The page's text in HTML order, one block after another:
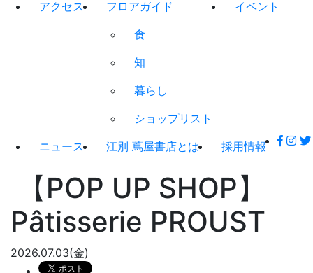
アクセス
フロアガイド
食
知
暮らし
ショップリスト
イベント
ニュース 江別 蔦屋書店とは 採用情報
【POP UP SHOP】
Pâtisserie PROUST
2026.07.03(金)